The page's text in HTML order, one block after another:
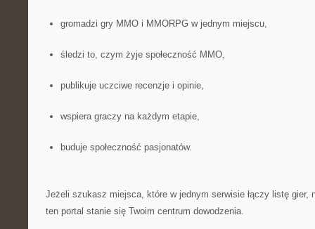
gromadzi gry MMO i MMORPG w jednym miejscu,
śledzi to, czym żyje społeczność MMO,
publikuje uczciwe recenzje i opinie,
wspiera graczy na każdym etapie,
buduje społeczność pasjonatów.
Jeżeli szukasz miejsca, które w jednym serwisie łączy listę gier,
ten portal stanie się Twoim centrum dowodzenia.